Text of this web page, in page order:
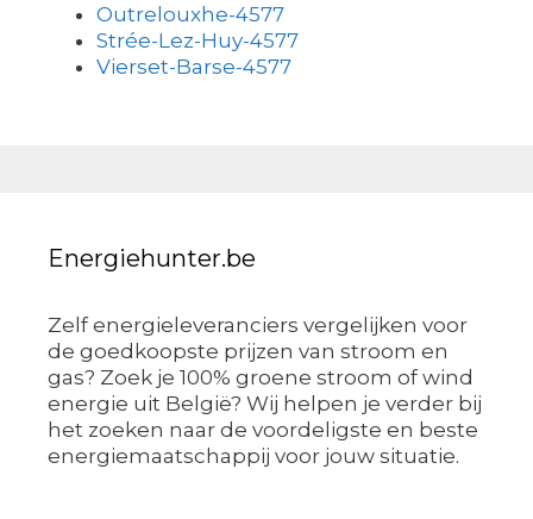
Outrelouxhe-4577
Strée-Lez-Huy-4577
Vierset-Barse-4577
Energiehunter.be
Zelf energieleveranciers vergelijken voor
de goedkoopste prijzen van stroom en
gas? Zoek je 100% groene stroom of wind
energie uit België? Wij helpen je verder bij
het zoeken naar de voordeligste en beste
energiemaatschappij voor jouw situatie.